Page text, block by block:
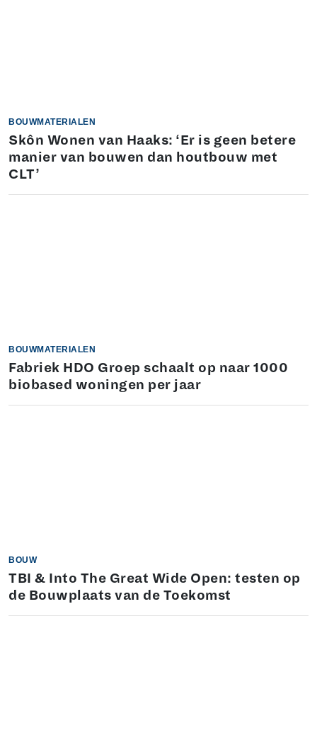
BOUWMATERIALEN
Skôn Wonen van Haaks: ‘Er is geen betere
manier van bouwen dan houtbouw met
CLT’
BOUWMATERIALEN
Fabriek HDO Groep schaalt op naar 1000
biobased woningen per jaar
BOUW
TBI & Into The Great Wide Open: testen op
de Bouwplaats van de Toekomst